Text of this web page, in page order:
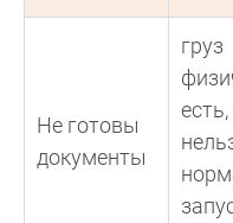
Не готовы
документы
груз